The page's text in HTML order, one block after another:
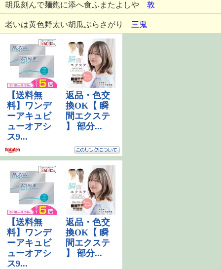
胡瓜刻んで麺麭に添へ食ふまたよしや 敦
老いは黄色野太い胡瓜ぶらさがり 三鬼